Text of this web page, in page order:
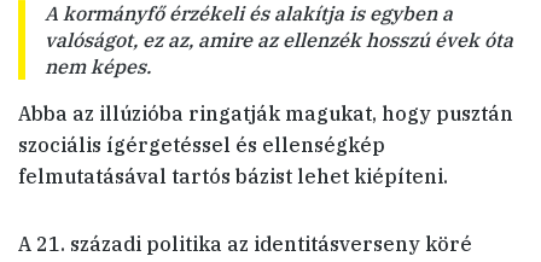
A kormányfő érzékeli és alakítja is egyben a
valóságot, ez az, amire az ellenzék hosszú évek óta
nem képes.
Abba az illúzióba ringatják magukat, hogy pusztán
szociális ígérgetéssel és ellenségkép
felmutatásával tartós bázist lehet kiépíteni.
A 21. századi politika az identitásverseny köré